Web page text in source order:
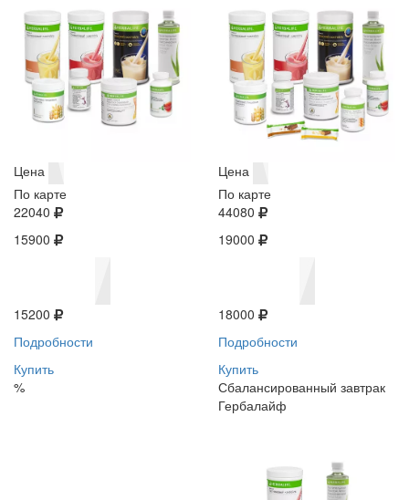
Цена
По карте
22040
15900
15200
Подробности
Купить
%
Цена
По карте
44080
19000
18000
Подробности
Купить
Сбалансированный завтрак
Гербалайф